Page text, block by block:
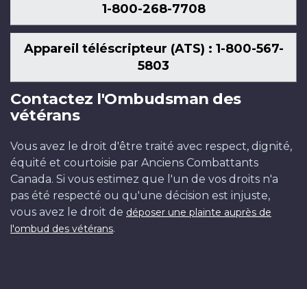
1-800-268-7708
Appareil téléscripteur (ATS) : 1-800-567-
5803
Contactez l'Ombudsman des
vétérans
Vous avez le droit d'être traité avec respect, dignité,
équité et courtoisie par Anciens Combattants
Canada. Si vous estimez que l'un de vos droits n'a
pas été respecté ou qu'une décision est injuste,
vous avez le droit de déposer une plainte auprès de
l'ombud des vétérans.